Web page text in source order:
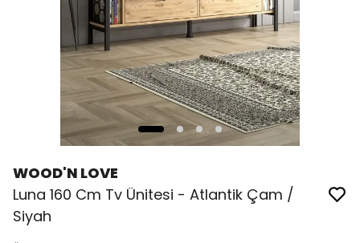
WOOD'N LOVE
Luna 160 Cm Tv Ünitesi - Atlantik Çam /
Siyah